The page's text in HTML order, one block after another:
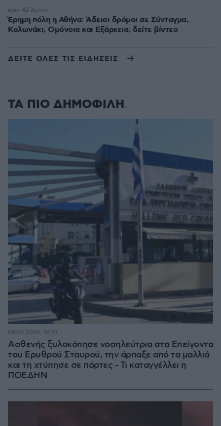
Έρημη πόλη η Αθήνα: Άδειοι δρόμοι σε Σύνταγμα,
Κολωνάκι, Ομόνοια και Εξάρχεια, δείτε βίντεο
πριν 42 λεπτά
ΔΕΙΤΕ ΟΛΕΣ ΤΙΣ ΕΙΔΗΣΕΙΣ
ΤΑ ΠΙΟ ΔΗΜΟΦΙΛΗ
Ασθενής ξυλοκόπησε νοσηλεύτρια στα Επείγοντα
του Ερυθρού Σταυρού, την άρπαξε από τα μαλλιά
και τη χτύπησε σε πόρτες - Τι καταγγέλλει η
ΠΟΕΔΗΝ
09.08.2026, 10:51